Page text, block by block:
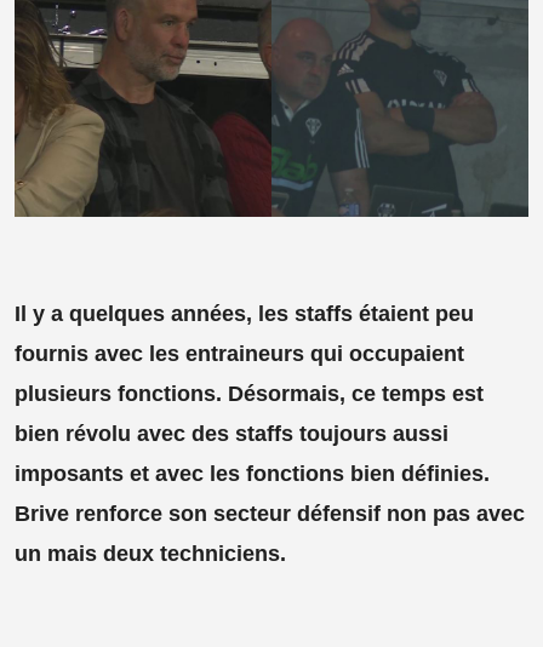
Il y a quelques années, les staffs étaient peu
fournis avec les entraineurs qui occupaient
plusieurs fonctions. Désormais, ce temps est
bien révolu avec des staffs toujours aussi
imposants et avec les fonctions bien définies.
Brive renforce son secteur défensif non pas avec
un mais deux techniciens.